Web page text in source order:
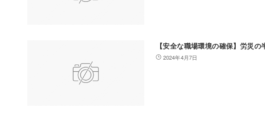
【安全な職場環境の確保】労災
2024年4月7日